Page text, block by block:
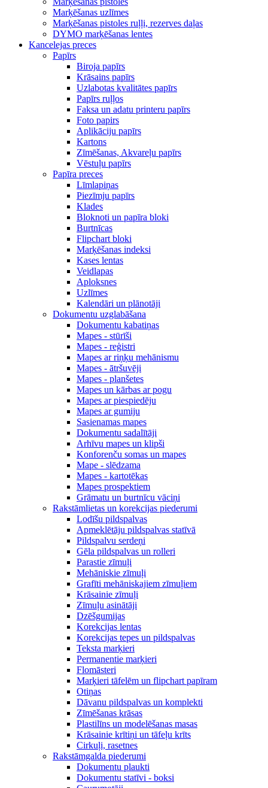
Marķēšanas uzlīmes
Marķēšanas pistoles ruļļi, rezerves daļas
DYMO marķēšanas lentes
Kancelejas preces
Papīrs
Biroja papīrs
Krāsains papīrs
Uzlabotas kvalitātes papīrs
Papīrs ruļļos
Faksa un adatu printeru papīrs
Foto papirs
Aplikāciju papīrs
Kartons
Zīmēšanas, Akvareļu papīrs
Vēstuļu papīrs
Papīra preces
Līmlapiņas
Piezīmju papīrs
Klades
Bloknoti un papīra bloki
Burtnīcas
Flipchart bloki
Marķēšanas indeksi
Kases lentas
Veidlapas
Aploksnes
Uzlīmes
Kalendāri un plānotāji
Dokumentu uzglabāšana
Dokumentu kabatiņas
Mapes - stūrīši
Mapes - reģistri
Mapes ar riņķu mehānismu
Mapes - ātršuvēji
Mapes - planšetes
Mapes un kārbas ar pogu
Mapes ar piespiedēju
Mapes ar gumiju
Sasienamas mapes
Dokumentu sadalītāji
Arhīvu mapes un klipši
Konforenču somas un mapes
Mape - slēdzama
Mapes - kartotēkas
Mapes prospektiem
Grāmatu un burtnīcu vāciņi
Rakstāmlietas un korekcijas piederumi
Lodīšu pildspalvas
Apmeklētāju pildspalvas statīvā
Pildspalvu serdeņi
Gēla pildspalvas un rolleri
Parastie zīmuļi
Mehāniskie zīmuļi
Grafīti mehāniskajiem zīmuļiem
Krāsainie zīmuļi
Zīmuļu asinātāji
Dzēšgumijas
Korekcijas lentas
Korekcijas tepes un pildspalvas
Teksta marķieri
Permanentie marķieri
Flomāsteri
Marķieri tāfelēm un flipchart papīram
Otiņas
Dāvanu pildspalvas un komplekti
Zīmēšanas krāsas
Plastilīns un modelēšanas masas
Krāsainie krītiņi un tāfeļu krīts
Cirkuļi, rasetnes
Rakstāmgalda piederumi
Dokumentu plaukti
Dokumentu statīvi - boksi